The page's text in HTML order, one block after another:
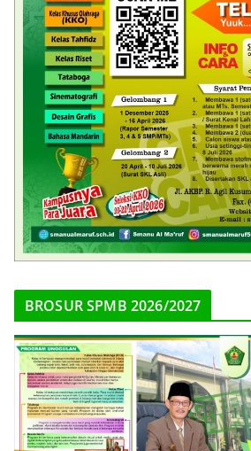
BROSUR SPMB 2026/2027